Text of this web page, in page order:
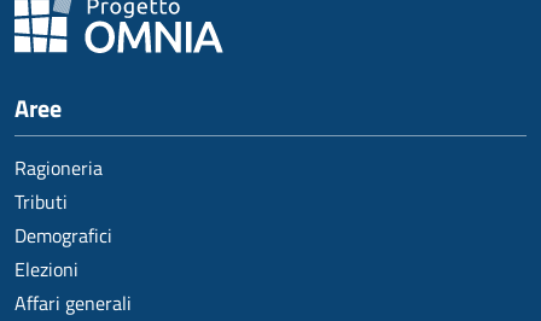
Aree
Ragioneria
Tributi
Demografici
Elezioni
Affari generali